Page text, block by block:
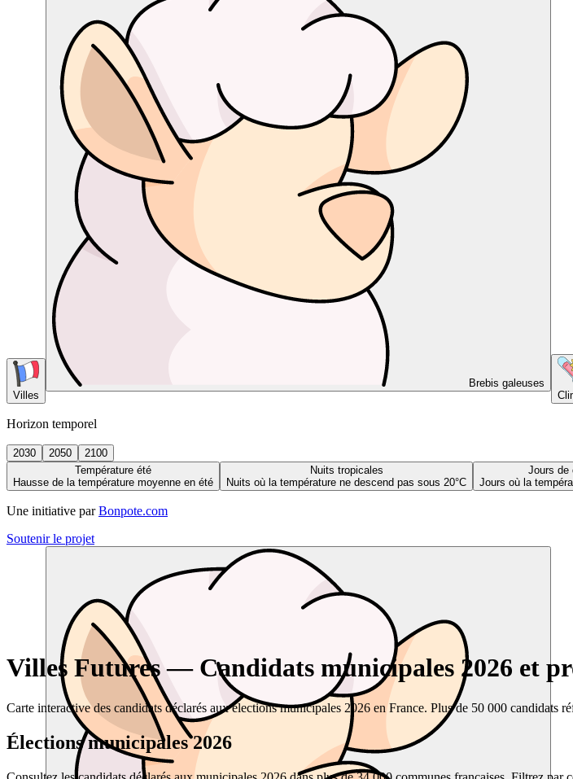
Villes
Brebis galeuses
Horizon temporel
2030 2050
2100
Température été
Hausse de la température moyenne en été
Nuits tropicales
Nuits où la température ne descend pas sous 20°C
Jours de
Jours où la
Une initiative par Bonpote.com
Soutenir le projet
Villes Futures — Candidats municipales 2026 et
Carte interactive des candidats déclarés aux élections municipales 2026 en France. Plus de 50 000 candidats
Élections municipales 2026